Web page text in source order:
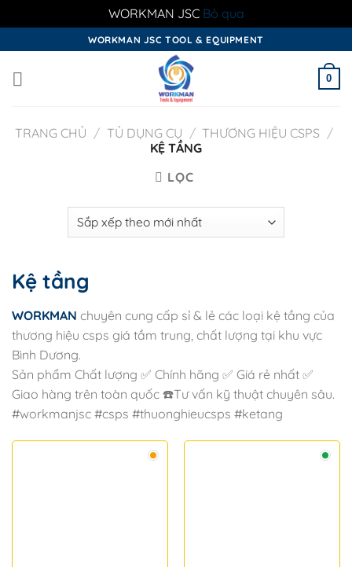
WORKMAN JSC Bỏ qua
to
content
WORKMAN JSC TOOL & EQUIPMENT
0
TRANG CHỦ / TỦ DỤNG CỤ / THƯƠNG HIỆU CSPS /
KỆ TẦNG
LỌC
Kệ tầng
WORKMAN chuyên cung cấp sỉ & lẻ các loại kệ tầng của
thương hiệu csps giá tầm trung, chất lượng tại khu vực
Bình Dương.
Sản phẩm Chất lượng ✅ Chính hãng ✅ Giá rẻ nhất ✅
Giao hàng trên toàn quốc ☎️Tư vấn kỹ thuật chuyên sâu.
#workmanjsc #csps #thuonghieucsps #ketang